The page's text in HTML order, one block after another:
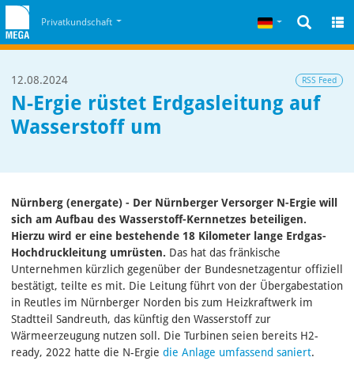
Zum Cookiehinweis
Privatkundschaft Deutsch
12.08.2024 RSS Feed
N-Ergie rüstet Erdgasleitung auf
Wasserstoff um
Nürnberg (energate) - Der Nürnberger Versorger N-Ergie will
sich am Aufbau des Wasserstoff-Kernnetzes beteiligen.
Hierzu wird er eine bestehende 18 Kilometer lange Erdgas-
Hochdruckleitung umrüsten. Das hat das fränkische
Unternehmen kürzlich gegenüber der Bundesnetzagentur offiziell
bestätigt, teilte es mit. Die Leitung führt von der Übergabestation
in Reutles im Nürnberger Norden bis zum Heizkraftwerk im
Stadtteil Sandreuth, das künftig den Wasserstoff zur
Wärmeerzeugung nutzen soll. Die Turbinen seien bereits H2-
ready, 2022 hatte die N-Ergie die Anlage umfassend saniert.